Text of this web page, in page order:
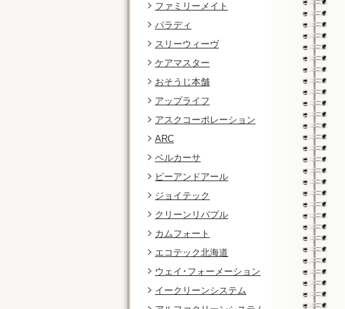
ファミリーメイト
パラディ
スリーウィーヴ
ケアマスター
おそうじ本舗
アップライフ
アスクコーポレーション
ARC
ベルカーサ
ピーアンドアール
ジョイテック
クリーンリバプル
カムフォート
エコテック北海道
ウェイ･フォーメーション
イークリーンシステム